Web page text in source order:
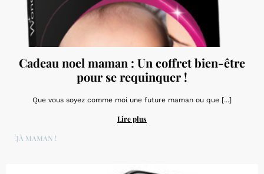
Cadeau noel maman : Un coffret bien-être
pour se requinquer !
Que vous soyez comme moi une future maman ou que [...]
Lire plus
DÉJÀ MAMAN !